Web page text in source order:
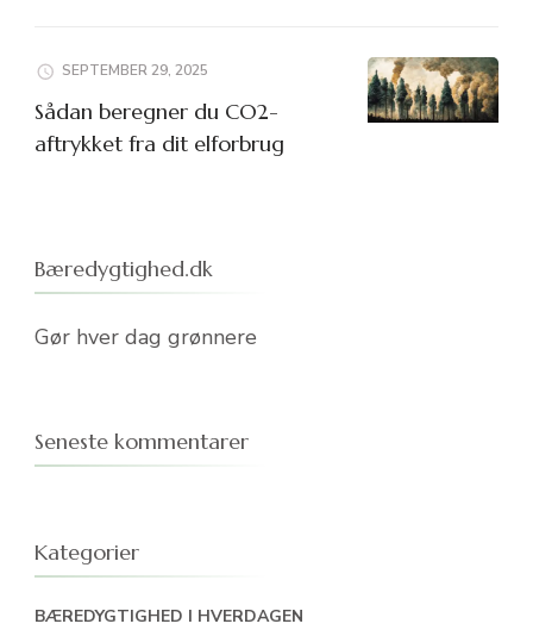
SEPTEMBER 29, 2025
Sådan beregner du CO2-
aftrykket fra dit elforbrug
Bæredygtighed.dk
Gør hver dag grønnere
Seneste kommentarer
Kategorier
BÆREDYGTIGHED I HVERDAGEN